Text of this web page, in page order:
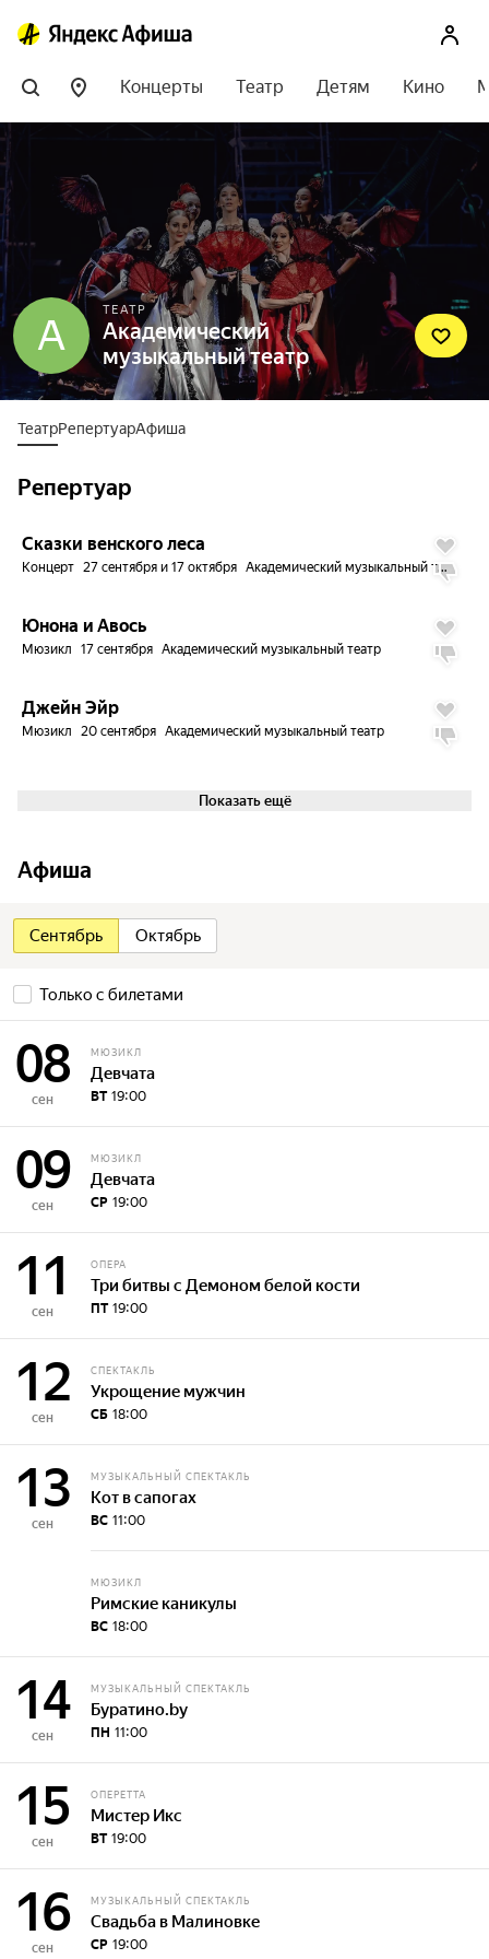
Концерты Театр Детям Кино
А
ТЕАТР
Академический
музыкальный театр
ТеатрРепертуарАфиша
Репертуар
Сказки венского леса
Концерт 27 сентября и 17 октября Академический музыкальный театр
Юнона и Авось
Мюзикл 17 сентября Академический музыкальный театр
Джейн Эйр
Мюзикл 20 сентября Академический музыкальный театр
Показать ещё
Афиша
Сентябрь Октябрь
Только с билетами
08
сен
МЮЗИКЛ
Девчата
ВТ19:00
09
сен
МЮЗИКЛ
Девчата
СР 19:00
11
сен
ОПЕРА
Три битвы с Демоном белой кости
ПТ19:00
12
сен
СПЕКТАКЛЬ
Укрощение мужчин
СБ 18:00
13
сен
МУЗЫКАЛЬНЫЙ СПЕКТАКЛЬ
Кот в сапогах
ВС 11:00
МЮЗИКЛ
Римские каникулы
ВС 18:00
14
сен
МУЗЫКАЛЬНЫЙ СПЕКТАКЛЬ
Буратино.by
ПН 11:00
15
сен
ОПЕРЕТТА
Мистер Икс
ВТ19:00
16
сен
МУЗЫКАЛЬНЫЙ СПЕКТАКЛЬ
Свадьба в Малиновке
СР 19:00